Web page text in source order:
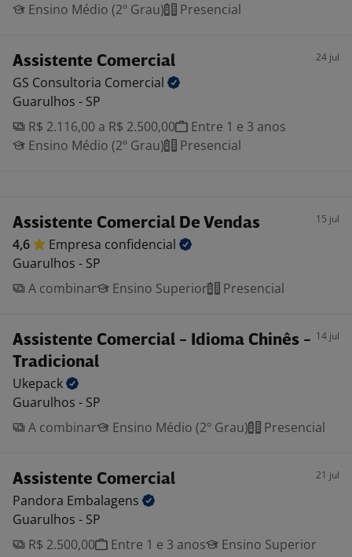
Ensino Médio (2º Grau)
Presencial
Assistente Comercial 24 jul
GS Consultoria Comercial
Guarulhos - SP
R$ 2.116,00 a R$ 2.500,00
Entre 1 e 3 anos
Ensino Médio (2º Grau)
Presencial
Assistente Comercial De Vendas 15 jul
4,6 Empresa confidencial
Guarulhos - SP
A combinar
Ensino Superior Presencial
Assistente Comercial - Idioma Chinês -
Tradicional
14 jul
Ukepack
Guarulhos - SP
A combinar
Ensino Médio (2º Grau) Presencial
Assistente Comercial 21 jul
Pandora Embalagens
Guarulhos - SP
R$ 2.500,00
Entre 1 e 3 anos
Ensino Superior